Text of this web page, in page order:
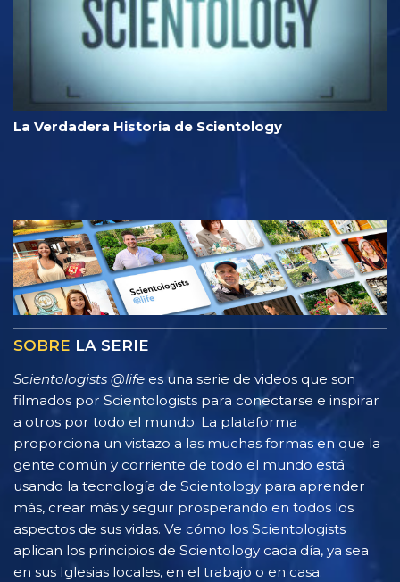
La Verdadera Historia de Scientology
SOBRE LA SERIE
Scientologists @life es una serie de videos que son
filmados por Scientologists para conectarse e inspirar
a otros por todo el mundo. La plataforma
proporciona un vistazo a las muchas formas en que la
gente común y corriente de todo el mundo está
usando la tecnología de Scientology para aprender
más, crear más y seguir prosperando en todos los
aspectos de sus vidas. Ve cómo los Scientologists
aplican los principios de Scientology cada día, ya sea
en sus Iglesias locales, en el trabajo o en casa.